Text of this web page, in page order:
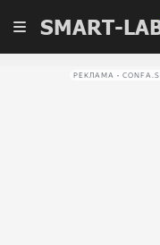
SMART-
РЕКЛАМА •